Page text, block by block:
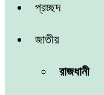
প্রচ্ছদ
জাতীয়
রাজধানী